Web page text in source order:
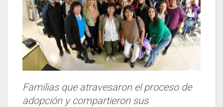
Familias que atravesaron el proceso de
adopción y compartieron sus